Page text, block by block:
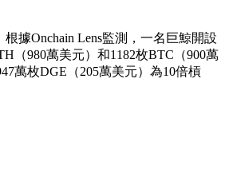
根據Onchain Lens監測，一名巨鯨開設
（980萬美元）和1182枚BTC（900萬
萬枚DGE（205萬美元）為10倍槓